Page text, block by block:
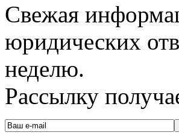
Свежая
юридических
неделю.
Рассылку